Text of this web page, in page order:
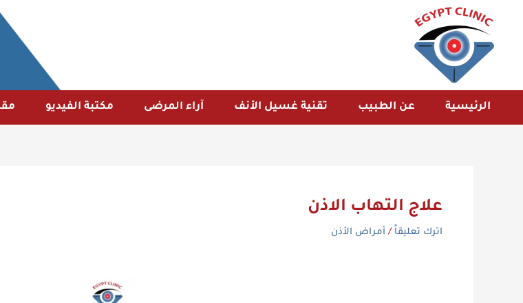
المحتوى
الرئيسية عن الطبيب تقنية غسيل الأنف آراء المرضى مكتبة الفيديو
علاج التهاب الاذن
اترك تعليقاً / أمراض الأذن